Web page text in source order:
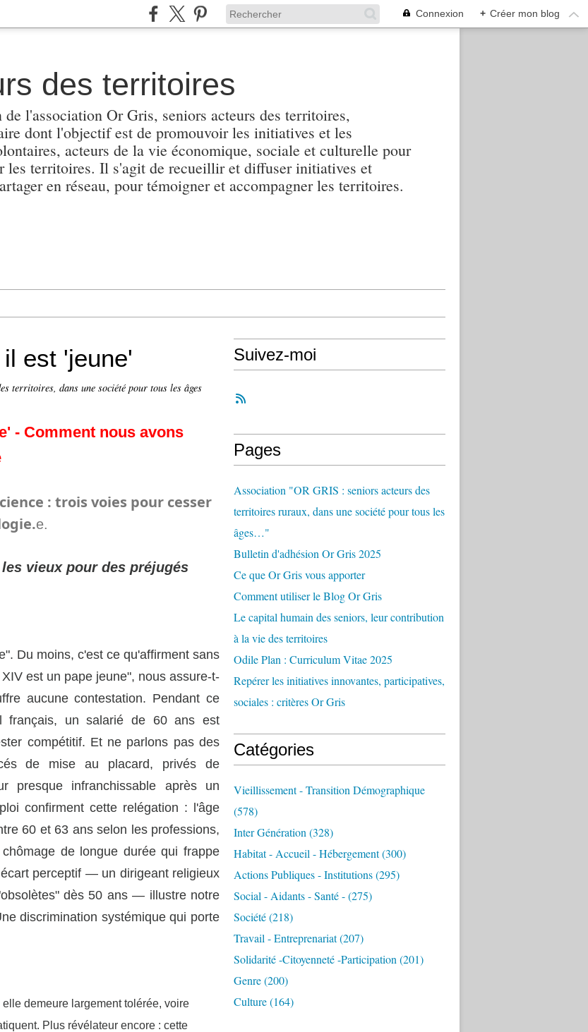
Connexion + Créer mon blog
des territoires
l'association Or Gris, seniors acteurs des territoires,
dont l'objectif est de promouvoir les initiatives et les
acteurs de la vie économique, sociale et culturelle pour
les territoires. Il s'agit de recueillir et diffuser initiatives et
en réseau, pour témoigner et accompagner les territoires.
est 'jeune'
territoires, dans une société pour tous les âges
- Comment nous avons
: trois voies pour cesser
e.
vieux pour des préjugés
Du moins, c'est ce qu'affirment sans
est un pape jeune", nous assure-t-
aucune contestation. Pendant ce
français, un salarié de 60 ans est
compétitif. Et ne parlons pas des
de mise au placard, privés de
presque infranchissable après un
confirment cette relégation : l'âge
60 et 63 ans selon les professions,
de longue durée qui frappe
perceptif — un dirigeant religieux
dès 50 ans — illustre notre
discrimination systémique qui porte
demeure largement tolérée, voire
Plus révélateur encore : cette
Suivez-moi
Pages
Association "OR GRIS : seniors acteurs des
territoires ruraux, dans une société pour tous les
âges…"
Bulletin d'adhésion Or Gris 2025
Ce que Or Gris vous apporter
Comment utiliser le Blog Or Gris
Le capital humain des seniors, leur contribution
à la vie des territoires
Odile Plan : Curriculum Vitae 2025
Repérer les initiatives innovantes, participatives,
sociales : critères Or Gris
Catégories
Vieillissement - Transition Démographique
(578)
Inter Génération (328)
Habitat - Accueil - Hébergement(300)
Actions Publiques - Institutions(295)
Social - Aidants - Santé -(275)
Société(218)
Travail - Entreprenariat(207)
Solidarité -citoyenneté -participation (201)
Genre(200)
Culture(164)